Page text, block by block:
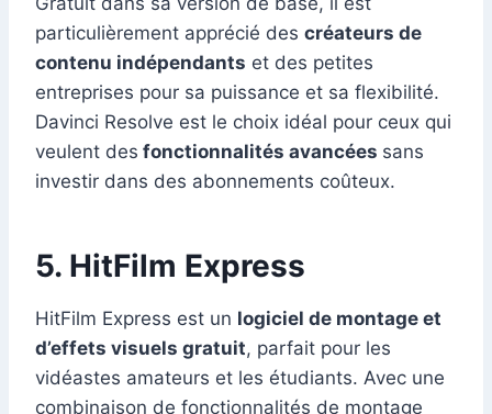
particulièrement apprécié des créateurs de
contenu indépendants et des petites
entreprises pour sa puissance et sa flexibilité.
Davinci Resolve est le choix idéal pour ceux qui
veulent des fonctionnalités avancées sans
investir dans des abonnements coûteux.
5. HitFilm Express
HitFilm Express est un logiciel de montage et
d’effets visuels gratuit, parfait pour les
vidéastes amateurs et les étudiants. Avec une
combinaison de fonctionnalités de montage